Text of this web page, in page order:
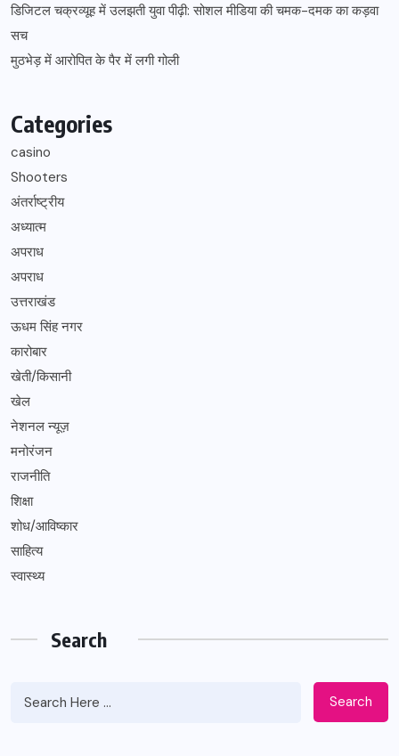
डिजिटल चक्रव्यूह में उलझती युवा पीढ़ी: सोशल मीडिया की चमक-दमक का कड़वा
सच
मुठभेड़ में आरोपित के पैर में लगी गोली
Categories
casino
Shooters
अंतर्राष्ट्रीय
अध्यात्म
अपराध
अपराध
उत्तराखंड
ऊधम सिंह नगर
कारोबार
खेती/किसानी
खेल
नेशनल न्यूज़
मनोरंजन
राजनीति
शिक्षा
शोध/आविष्कार
साहित्य
स्वास्थ्य
Search
Search